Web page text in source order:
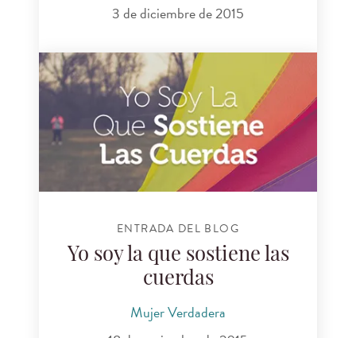
3 de diciembre de 2015
ENTRADA DEL BLOG
Yo soy la que sostiene las
cuerdas
Mujer Verdadera